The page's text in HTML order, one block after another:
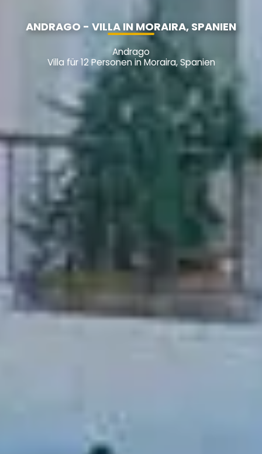
ANDRAGO - VILLA IN MORAIRA, SPANIEN
Andrago
Villa für 12 Personen in Moraira, Spanien